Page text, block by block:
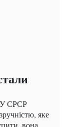
У СРСР
яке
вона